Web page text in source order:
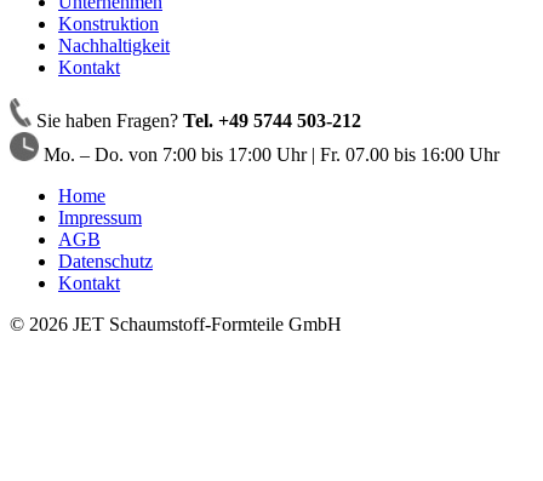
Konstruktion
Nachhaltigkeit
Kontakt
Sie haben Fragen? Tel. +49 5744 503-212
Mo. – Do. von 7:00 bis 17:00 Uhr | Fr. 07.00 bis 16:00 Uhr
Home
Impressum
AGB
Datenschutz
Kontakt
© 2026 JET Schaumstoff-Formteile GmbH